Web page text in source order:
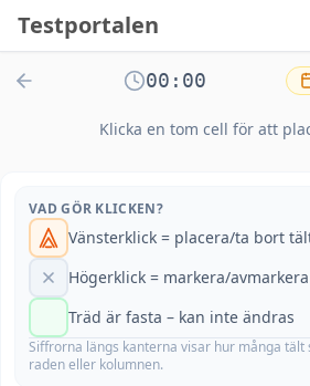
Testportalen
00:00
Klicka en tom cell för att
VAD GÖR KLICKEN?
Vänsterklick = placera/ta bort
Högerklick = markera/
Träd är fasta – kan inte ändras
Siffrorna längs kanterna visar hur många tält
raden eller kolumnen.